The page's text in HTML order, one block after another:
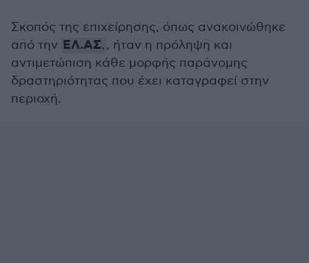
Σκοπός της επιχείρησης, όπως ανακοινώθηκε
από την ΕΛ.ΑΣ., ήταν η πρόληψη και
αντιμετώπιση κάθε μορφής παράνομης
δραστηριότητας που έχει καταγραφεί στην
περιοχή.